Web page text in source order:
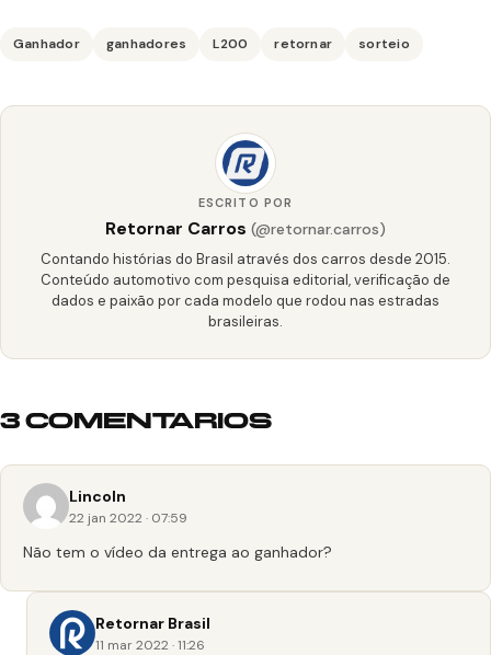
Ganhador ganhadores L200 retornar sorteio
ESCRITO POR
Retornar Carros (@retornar.carros)
Contando histórias do Brasil através dos carros desde 2015.
Conteúdo automotivo com pesquisa editorial, verificação de
dados e paixão por cada modelo que rodou nas estradas
brasileiras.
3 COMENTARIOS
Lincoln
22 jan 2022 · 07:59
Não tem o vídeo da entrega ao ganhador?
Retornar Brasil
11 mar 2022 · 11:26